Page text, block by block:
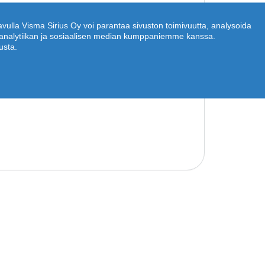
Visma Sirius Oy voi parantaa sivuston toimivuutta, analysoida
ja sosiaalisen median kumppaniemme kanssa.